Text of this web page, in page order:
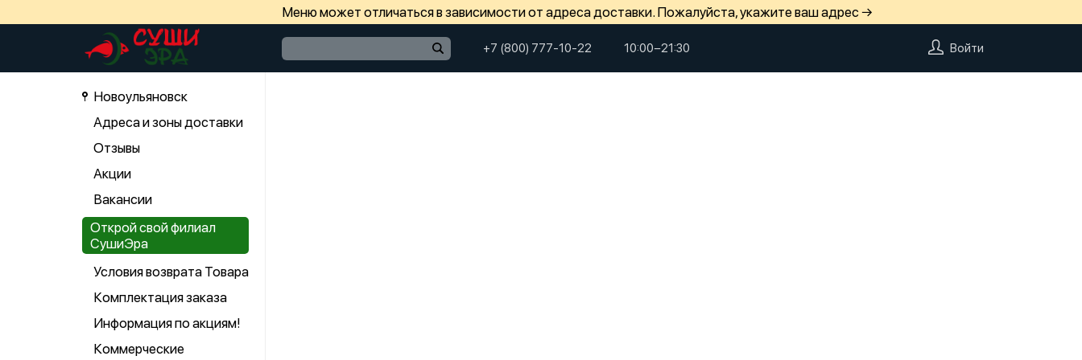
Меню может отличаться в зависимости от адреса доставки. Пожалуйста, укажите ваш адрес →
+7 (800) 777-10-22 10:00−21:30 Войти
Новоульяновск
Адреса и зоны доставки
Отзывы
Акции
Вакансии
Открой свой филиал
СушиЭра
Условия возврата Товара
Комплектация заказа
Информация по акциям!
Коммерческие